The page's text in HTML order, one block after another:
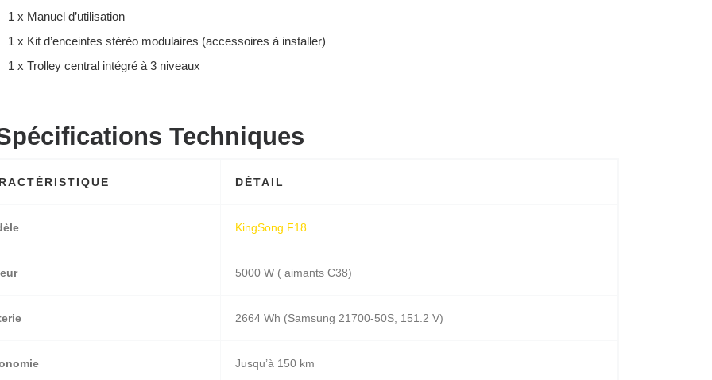
1 x Manuel d’utilisation
1 x Kit d’enceintes stéréo modulaires (accessoires à installer)
1 x Trolley central intégré à 3 niveaux
Techniques
DÉTAIL
KingSong F18
5000 W ( aimants C38)
2664 Wh (Samsung 21700-50S, 151.2 V)
Jusqu’à 150 km